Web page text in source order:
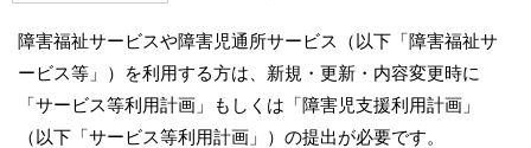
障害福祉サービスや障害児通所サービス（以下「障害福祉サ
ービス等」）を利用する方は、新規・更新・内容変更時に
「サービス等利用計画」もしくは「障害児支援利用計画」
（以下「サービス等利用計画」）の提出が必要です。